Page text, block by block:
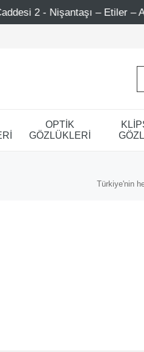
– Etiler – Ataşehir
OPTİK
GÖZLÜKLERİ
Türkiye'nin